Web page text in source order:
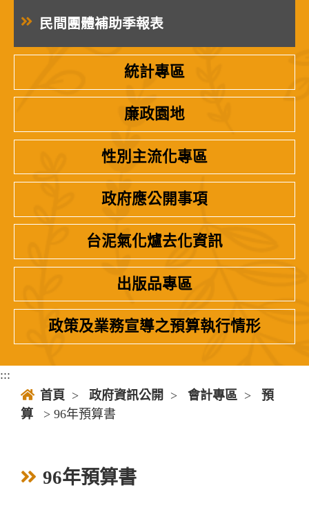
民間團體補助季報表
統計專區
廉政園地
性別主流化專區
政府應公開事項
台泥氣化爐去化資訊
出版品專區
政策及業務宣導之預算執行情形
:::
首頁 > 政府資訊公開 > 會計專區 >
預
算
> 96年預算書
96年預算書